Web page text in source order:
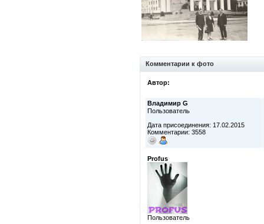
Комментарии к фото
Автор:
Владимир G
Пользователь
Дата присоединения: 17.02.2015
Комментарии: 3558
Profus
Пользователь